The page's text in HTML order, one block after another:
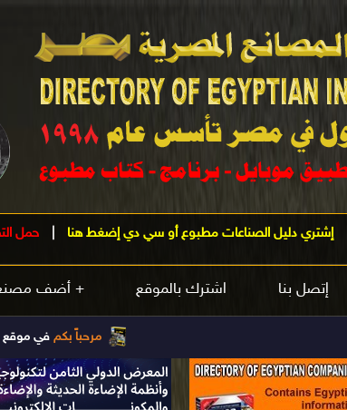
إشتري دليل الصناعات مطبوع أو سي دي إضغط هنا حمل
إتصل بنا اشترك بالموقع + أضف
مرحباً بكم في موقع دليل الصناعات والمصانع